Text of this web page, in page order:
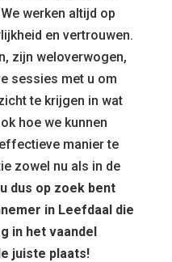
werken altijd op
en vertrouwen.
zijn weloverwogen,
sessies met u om
te krijgen in wat
hoe we kunnen
manier te
zowel nu als in de
dus op zoek bent
in Leefdaal die
in het vaandel
juiste plaats!